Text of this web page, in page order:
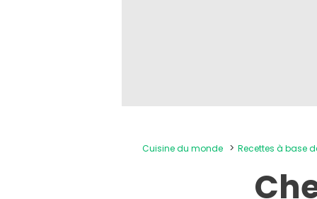
Cuisine du monde Recettes à base